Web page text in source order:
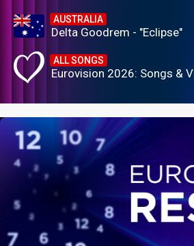
AUSTRALIA
Delta Goodrem - "Eclipse"
ALL SONGS
Eurovision 2026: Songs &